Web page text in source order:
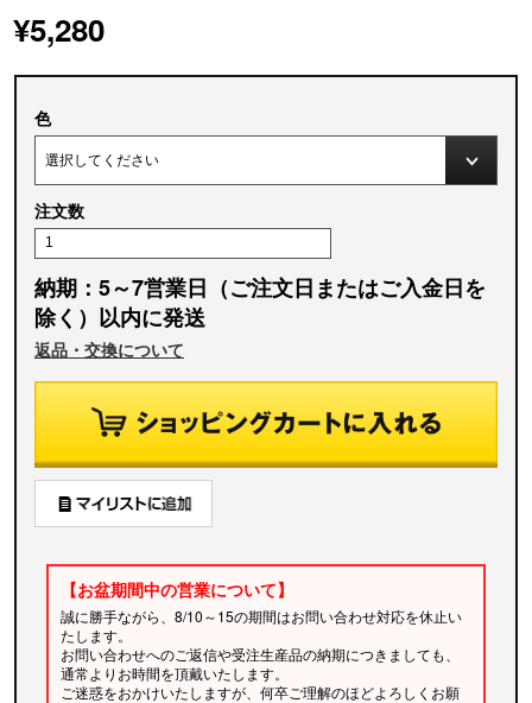
¥5,280
色
注文数
納期：5～7営業日（ご注文日またはご入金日を
除く）以内に発送
返品・交換について
【お盆期間中の営業について】
誠に勝手ながら、8/10～15の期間はお問い合わせ対応を休止い
たします。
お問い合わせへのご返信や受注生産品の納期につきましても、
通常よりお時間を頂戴いたします。
ご迷惑をおかけいたしますが、何卒ご理解のほどよろしくお願